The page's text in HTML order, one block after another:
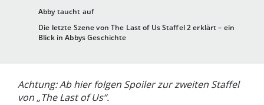
Abby taucht auf
Die letzte Szene von The Last of Us Staffel 2 erklärt – ein
Blick in Abbys Geschichte
Achtung: Ab hier folgen Spoiler zur zweiten Staffel
von „The Last of Us“.